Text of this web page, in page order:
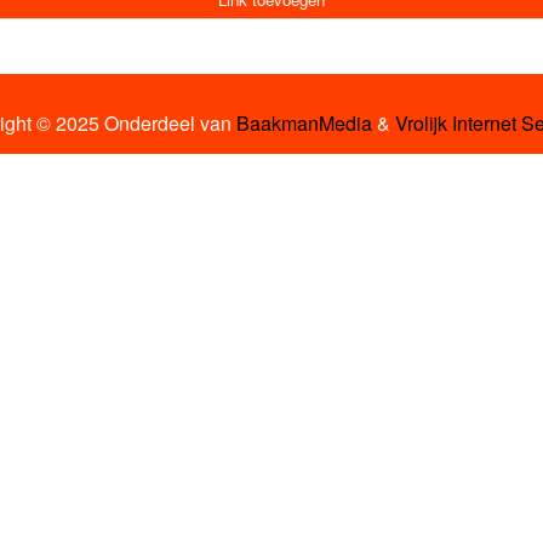
© 2025 Onderdeel van BaakmanMedia& Vrolijk Internet